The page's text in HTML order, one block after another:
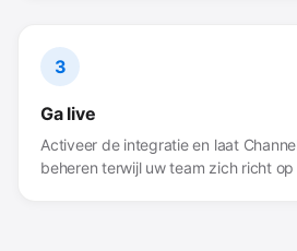
3
Ga live
Activeer de integratie en laat
beheren terwijl uw team zich richt op